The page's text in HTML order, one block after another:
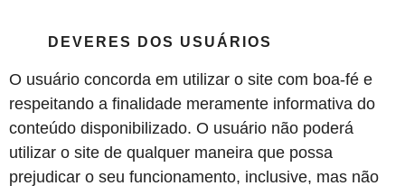
DEVERES DOS USUÁRIOS
O usuário concorda em utilizar o site com boa-fé e
respeitando a finalidade meramente informativa do
conteúdo disponibilizado. O usuário não poderá
utilizar o site de qualquer maneira que possa
prejudicar o seu funcionamento, inclusive, mas não